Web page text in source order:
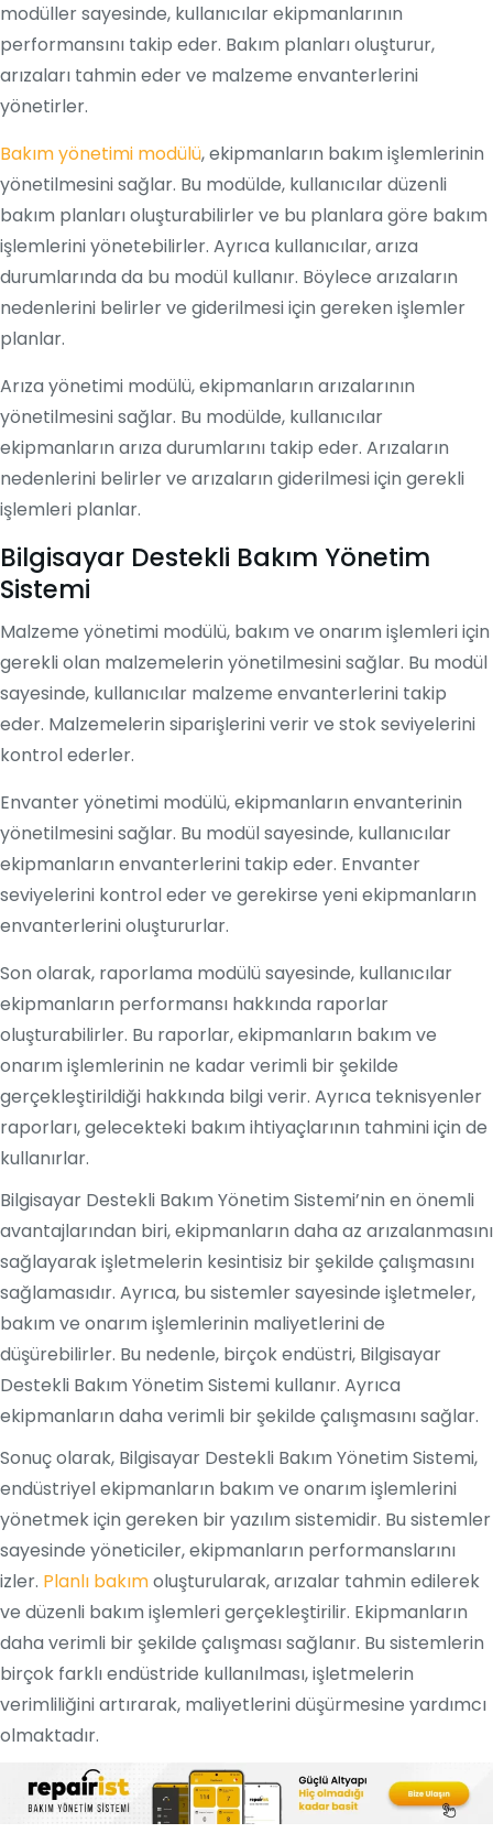
modüller sayesinde, kullanıcılar ekipmanlarının
performansını takip eder. Bakım planları oluşturur,
arızaları tahmin eder ve malzeme envanterlerini
yönetirler.
Bakım yönetimi modülü, ekipmanların bakım işlemlerinin
yönetilmesini sağlar. Bu modülde, kullanıcılar düzenli
bakım planları oluşturabilirler ve bu planlara göre bakım
işlemlerini yönetebilirler. Ayrıca kullanıcılar, arıza
durumlarında da bu modül kullanır. Böylece arızaların
nedenlerini belirler ve giderilmesi için gereken işlemler
planlar.
Arıza yönetimi modülü, ekipmanların arızalarının
yönetilmesini sağlar. Bu modülde, kullanıcılar
ekipmanların arıza durumlarını takip eder. Arızaların
nedenlerini belirler ve arızaların giderilmesi için gerekli
işlemleri planlar.
Bilgisayar Destekli Bakım Yönetim
Sistemi
Malzeme yönetimi modülü, bakım ve onarım işlemleri için
gerekli olan malzemelerin yönetilmesini sağlar. Bu modül
sayesinde, kullanıcılar malzeme envanterlerini takip
eder. Malzemelerin siparişlerini verir ve stok seviyelerini
kontrol ederler.
Envanter yönetimi modülü, ekipmanların envanterinin
yönetilmesini sağlar. Bu modül sayesinde, kullanıcılar
ekipmanların envanterlerini takip eder. Envanter
seviyelerini kontrol eder ve gerekirse yeni ekipmanların
envanterlerini oluştururlar.
Son olarak, raporlama modülü sayesinde, kullanıcılar
ekipmanların performansı hakkında raporlar
oluşturabilirler. Bu raporlar, ekipmanların bakım ve
onarım işlemlerinin ne kadar verimli bir şekilde
gerçekleştirildiği hakkında bilgi verir. Ayrıca teknisyenler
raporları, gelecekteki bakım ihtiyaçlarının tahmini için de
kullanırlar.
Bilgisayar Destekli Bakım Yönetim Sistemi’nin en önemli
avantajlarından biri, ekipmanların daha az arızalanmasını
sağlayarak işletmelerin kesintisiz bir şekilde çalışmasını
sağlamasıdır. Ayrıca, bu sistemler sayesinde işletmeler,
bakım ve onarım işlemlerinin maliyetlerini de
düşürebilirler. Bu nedenle, birçok endüstri, Bilgisayar
Destekli Bakım Yönetim Sistemi kullanır. Ayrıca
ekipmanların daha verimli bir şekilde çalışmasını sağlar.
Sonuç olarak, Bilgisayar Destekli Bakım Yönetim Sistemi,
endüstriyel ekipmanların bakım ve onarım işlemlerini
yönetmek için gereken bir yazılım sistemidir. Bu sistemler
sayesinde yöneticiler, ekipmanların performanslarını
izler. Planlı bakımoluşturularak, arızalar tahmin edilerek
ve düzenli bakım işlemleri gerçekleştirilir. Ekipmanların
daha verimli bir şekilde çalışması sağlanır. Bu sistemlerin
birçok farklı endüstride kullanılması, işletmelerin
verimliliğini artırarak, maliyetlerini düşürmesine yardımcı
olmaktadır.